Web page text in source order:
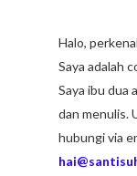
Halo,
Saya adalah
Saya ibu dua
dan menulis.
hubungi via